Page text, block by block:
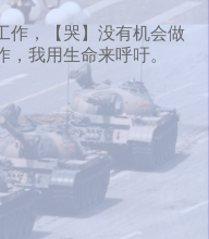
作，【哭】没有机会做
我用生命来呼吁。